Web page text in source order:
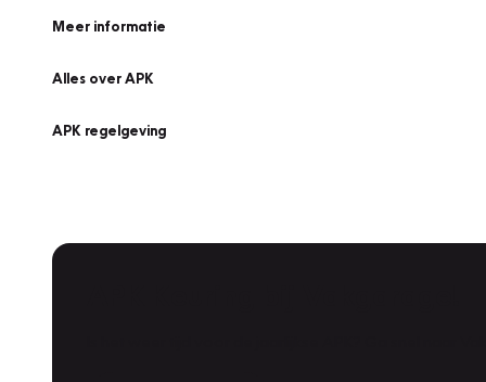
Meer informatie
Alles over APK
APK regelgeving